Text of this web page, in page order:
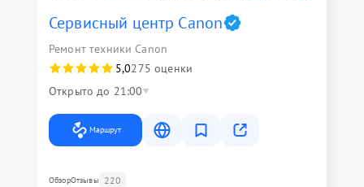
Сервисный центр Canon
Ремонт техники Canon
5,0275 оценки
Открыто до 21:00
Маршрут
ОбзорОтзывы 220